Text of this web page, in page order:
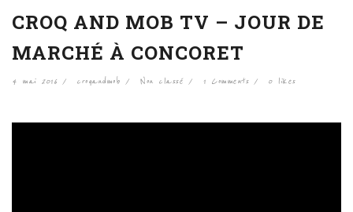
CROQ AND MOB TV – JOUR DE
MARCHÉ À CONCORET
4 mai 2016 croqandmob Non classé 1 Comments 0likes